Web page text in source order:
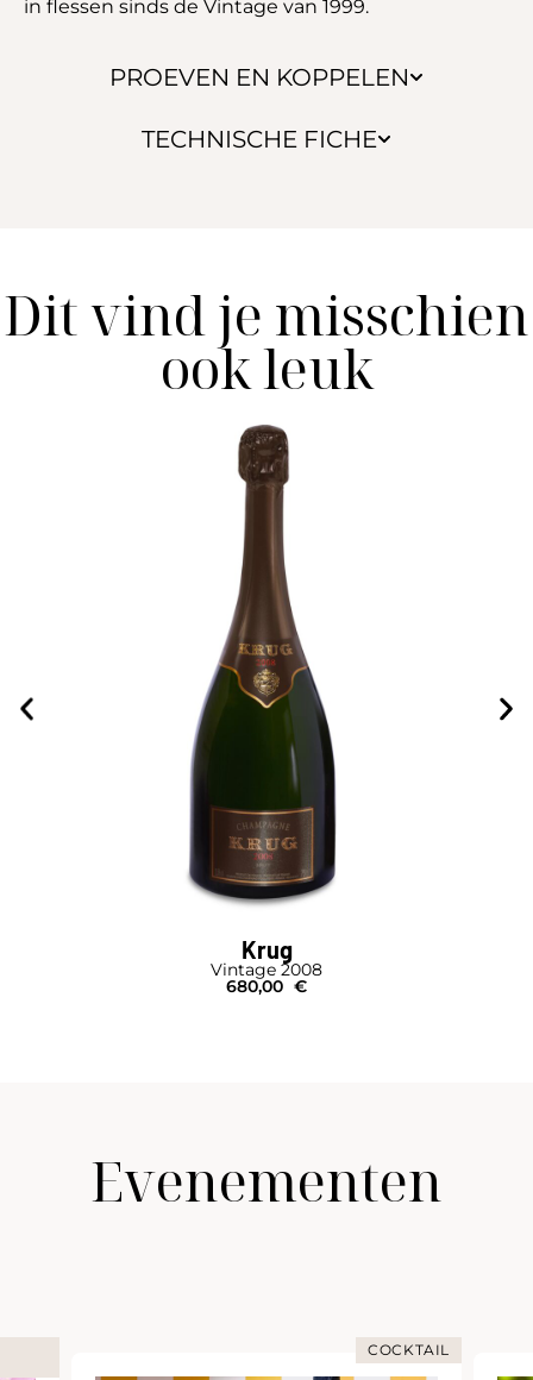
PROEVEN EN KOPPELEN
TECHNISCHE FICHE
in flessen sinds de Vintage van 1999.
Dit vind je misschien
ook leuk
Krug
Vintage 2008
680,00 €
Evenementen
COCKTAIL